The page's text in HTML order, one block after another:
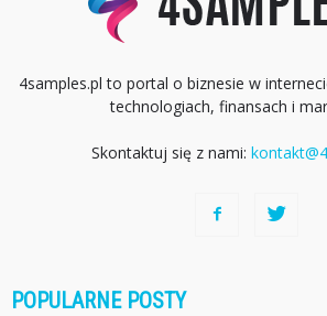
4samples.pl to portal o biznesie w
technologiach, finansach i
Skontaktuj się z nami:
POPULARNE POSTY